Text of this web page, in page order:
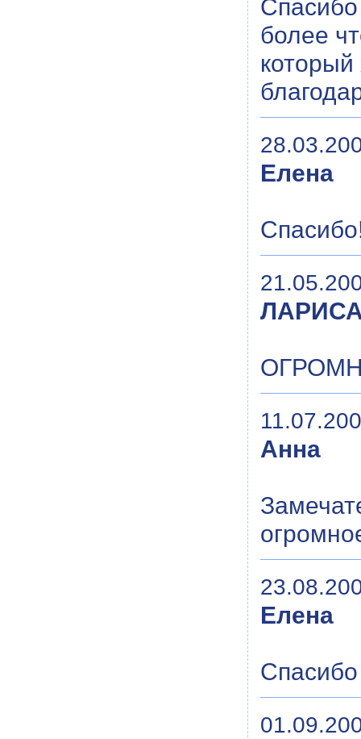
Спасибо
более
который
Елена
Анна
Елена